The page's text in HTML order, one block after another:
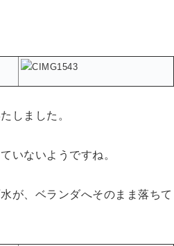
しました。
いないようですね。
が、ベランダへそのまま落ちて